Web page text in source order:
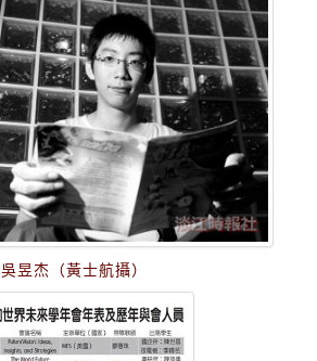
吳昱杰（黃士航攝）